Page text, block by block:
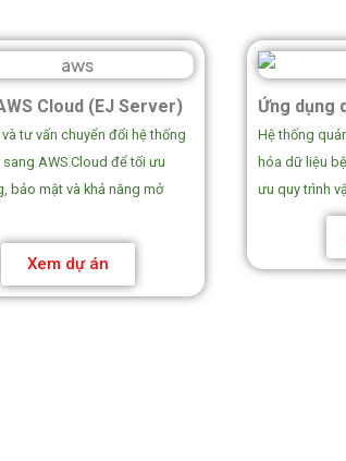
Cloud (EJ Server)
tư vấn chuyển đổi hệ thống
sang AWS Cloud để tối ưu
bảo mật và khả năng mở
Xem dự án
Ứng dụng
Hệ thống
hóa dữ liệu
ưu quy trình